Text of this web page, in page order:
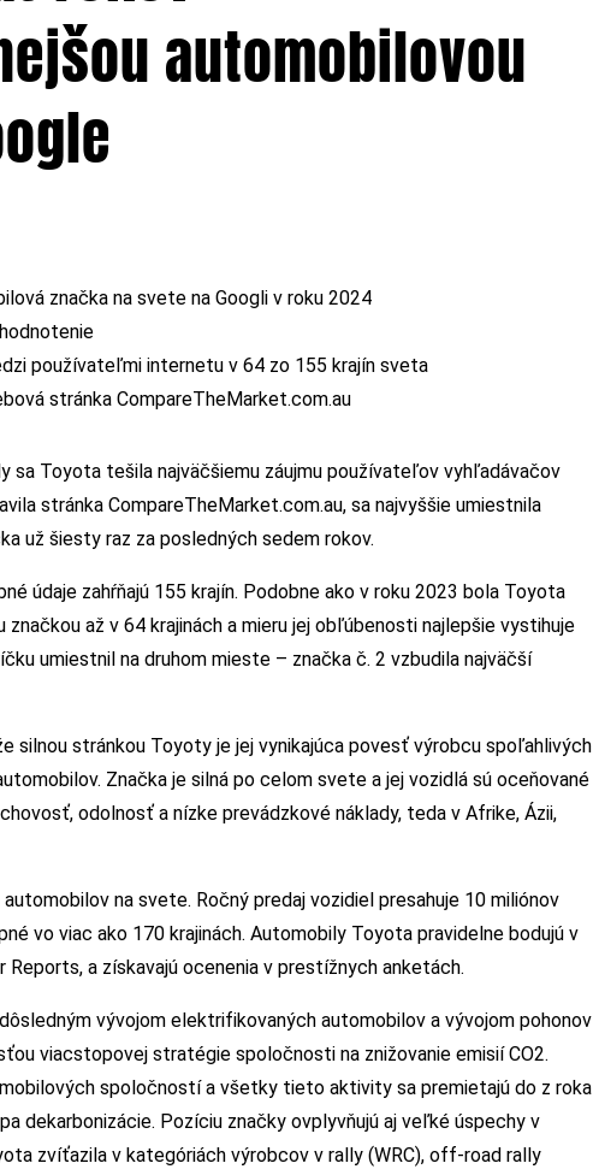
automobilovou
značka na svete na Googli v roku 2024
používateľmi internetu v 64 zo 155 krajín sveta
stránka CompareTheMarket.com.au
sa Toyota tešila najväčšiemu záujmu používateľov vyhľadávačov
stránka CompareTheMarket.com.au, sa najvyššie umiestnila
už šiesty raz za posledných sedem rokov.
údaje zahŕňajú 155 krajín. Podobne ako v roku 2023 bola Toyota
až v 64 krajinách a mieru jej obľúbenosti najlepšie vystihuje
umiestnil na druhom mieste – značka č. 2 vzbudila najväčší
silnou stránkou Toyoty je jej vynikajúca povesť výrobcu spoľahlivých
Značka je silná po celom svete a jej vozidlá sú oceňované
odolnosť a nízke prevádzkové náklady, teda v Afrike, Ázii,
na svete. Ročný predaj vozidiel presahuje 10 miliónov
vo viac ako 170 krajinách. Automobily Toyota pravidelne bodujú v
a získavajú ocenenia v prestížnych anketách.
vývojom elektrifikovaných automobilov a vývojom pohonov
viacstopovej stratégie spoločnosti na znižovanie emisií CO2.
spoločností a všetky tieto aktivity sa premietajú do z roka
dekarbonizácie. Pozíciu značky ovplyvňujú aj veľké úspechy v
zvíťazila v kategóriách výrobcov v rally (WRC), off-road rally